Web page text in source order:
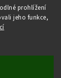
prohlížení
jeho funkce,